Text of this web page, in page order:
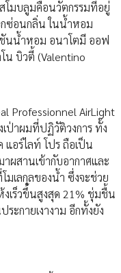
โมบลูมคือนวัตกรรมที่อยู่
กซ่อนกลิ่น ในน้ำหอม
ชันน้ำหอม อนาโตมี ออฟ
น บิวตี้ (Valentino
Professionnel AirLight
เป่าผมที่ปฏิวัติวงการ ทั้ง
อร์ไลท์ โปร ถือเป็น
าผสานเข้ากับอากาศและ
มเลกุลของน้ำ ซึ่งจะช่วย
งเร็วขึ้นสูงสุด 21% ชุ่มชื้น
ะกายเงางาม อีกทั้งยัง